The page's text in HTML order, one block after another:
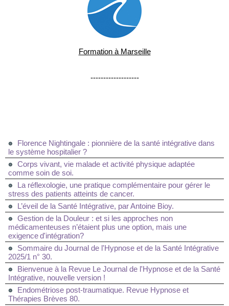
Formation à Marseille
-------------------
Florence Nightingale : pionnière de la santé intégrative dans
le système hospitalier ?
Corps vivant, vie malade et activité physique adaptée
comme soin de soi.
La réflexologie, une pratique complémentaire pour gérer le
stress des patients atteints de cancer.
L’éveil de la Santé Intégrative, par Antoine Bioy.
Gestion de la Douleur : et si les approches non
médicamenteuses n’étaient plus une option, mais une
exigence d'intégration?
Sommaire du Journal de l'Hypnose et de la Santé Intégrative
2025/1 n° 30.
Bienvenue à la Revue Le Journal de l'Hypnose et de la Santé
Intégrative, nouvelle version !
Endométriose post-traumatique. Revue Hypnose et
Thérapies Brèves 80.